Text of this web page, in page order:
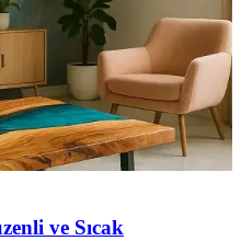
ve Sıcak